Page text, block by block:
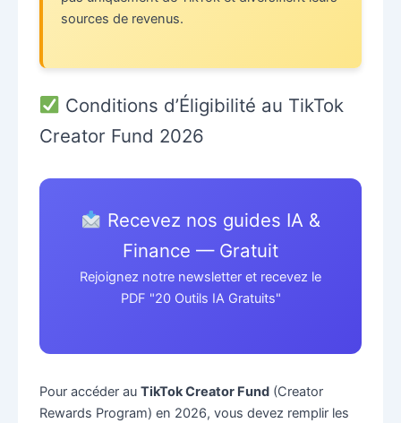
sources de revenus.
Conditions d’Éligibilité au TikTok
Creator Fund 2026
Recevez nos guides IA &
Finance — Gratuit
Rejoignez notre newsletter et recevez le
PDF "20 Outils IA Gratuits"
Pour accéder au TikTok Creator Fund(Creator
Rewards Program) en 2026, vous devez remplir les